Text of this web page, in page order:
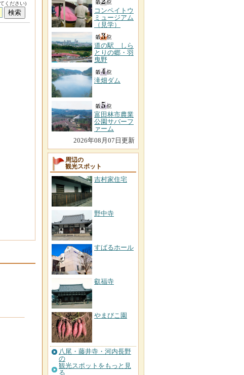
ください)
コンペイトウ
ミュージアム
（見学）
道の駅 しら
とりの郷・羽
曳野
滝畑ダム
富田林市農業
公園サバーフ
ァーム
2026年08月07日更新
周辺の
観光スポット
吉村家住宅
野中寺
すばるホール
叡福寺
やまびこ園
八尾・藤井寺・河内長野
の
観光スポットをもっと見
る